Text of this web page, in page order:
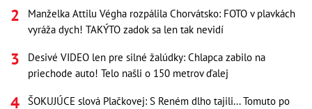
Manželka Attilu Végha rozpálila Chorvátsko: FOTO v plavkách
vyráža dych! TAKÝTO zadok sa len tak nevidí
Desivé VIDEO len pre silné žalúdky: Chlapca zabilo na
priechode auto! Telo našli o 150 metrov ďalej
ŠOKUJÚCE slová Plačkovej: S Reném dlho tajili... Tomuto po